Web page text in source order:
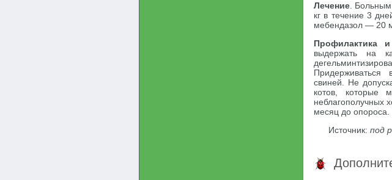
Лечение .
кг в течение 3
мебендазол — 20
Профилактика
выдержать на
Придерживаться
свиней. Не
котов, которые
неблагополучных
месяц до опороса.
Источник: под